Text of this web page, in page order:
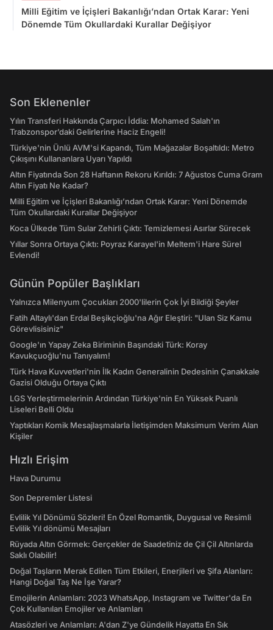
Milli Eğitim ve İçişleri Bakanlığı’ndan Ortak Karar: Yeni
Dönemde Tüm Okullardaki Kurallar Değişiyor
Son Eklenenler
Yılın Transferi Hakkında Çarpıcı İddia: Mohamed Salah'ın
Trabzonspor’daki Gelirlerine Haciz Engeli!
Türkiye'nin Ünlü AVM'si Kapandı, Tüm Mağazalar Boşaltıldı: Metro
Çıkışını Kullananlara Uyarı Yapıldı
Altın Fiyatında Son 28 Haftanın Rekoru Kırıldı: 7 Ağustos Cuma Gram
Altın Fiyatı Ne Kadar?
Milli Eğitim ve İçişleri Bakanlığı’ndan Ortak Karar: Yeni Dönemde
Tüm Okullardaki Kurallar Değişiyor
Koca Ülkede Tüm Sular Zehirli Çıktı: Temizlemesi Asırlar Sürecek
Yıllar Sonra Ortaya Çıktı: Poyraz Karayel'in Meltem'i Hare Sürel
Evlendi!
Günün Popüler Başlıkları
Yalnızca Milenyum Çocukları 2000'lilerin Çok İyi Bildiği Şeyler
Fatih Altaylı'dan Erdal Beşikçioğlu'na Ağır Eleştiri: "Ulan Siz Kamu
Görevlisisiniz"
Google'ın Yapay Zeka Biriminin Başındaki Türk: Koray
Kavukçuoğlu'nu Tanıyalım!
Türk Hava Kuvvetleri'nin İlk Kadın Generalinin Dedesinin Çanakkale
Gazisi Olduğu Ortaya Çıktı
LGS Yerleştirmelerinin Ardından Türkiye'nin En Yüksek Puanlı
Liseleri Belli Oldu
Yaptıkları Komik Mesajlaşmalarla İletişimden Maksimum Verim Alan
Kişiler
Hızlı Erişim
Hava Durumu
Son Depremler Listesi
Evlilik Yıl Dönümü Sözleri! En Özel Romantik, Duygusal ve Resimli
Evlilik Yıl dönümü Mesajları
Rüyada Altın Görmek: Gerçekler de Saadetiniz de Çil Çil Altınlarda
Saklı Olabilir!
Doğal Taşların Merak Edilen Tüm Etkileri, Enerjileri ve Şifa Alanları:
Hangi Doğal Taş Ne İşe Yarar?
Emojilerin Anlamları: 2023 WhatsApp, Instagram ve Twitter'da En
Çok Kullanılan Emojiler ve Anlamları
Atasözleri ve Anlamları: A'dan Z'ye Gündelik Hayatta En Sık